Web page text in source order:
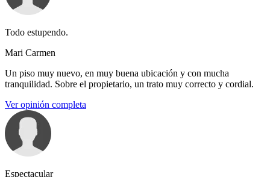
Todo estupendo.
Mari Carmen
Un piso muy nuevo, en muy buena ubicación y con mucha
tranquilidad. Sobre el propietario, un trato muy correcto y cordial.
Ver opinión completa
Espectacular